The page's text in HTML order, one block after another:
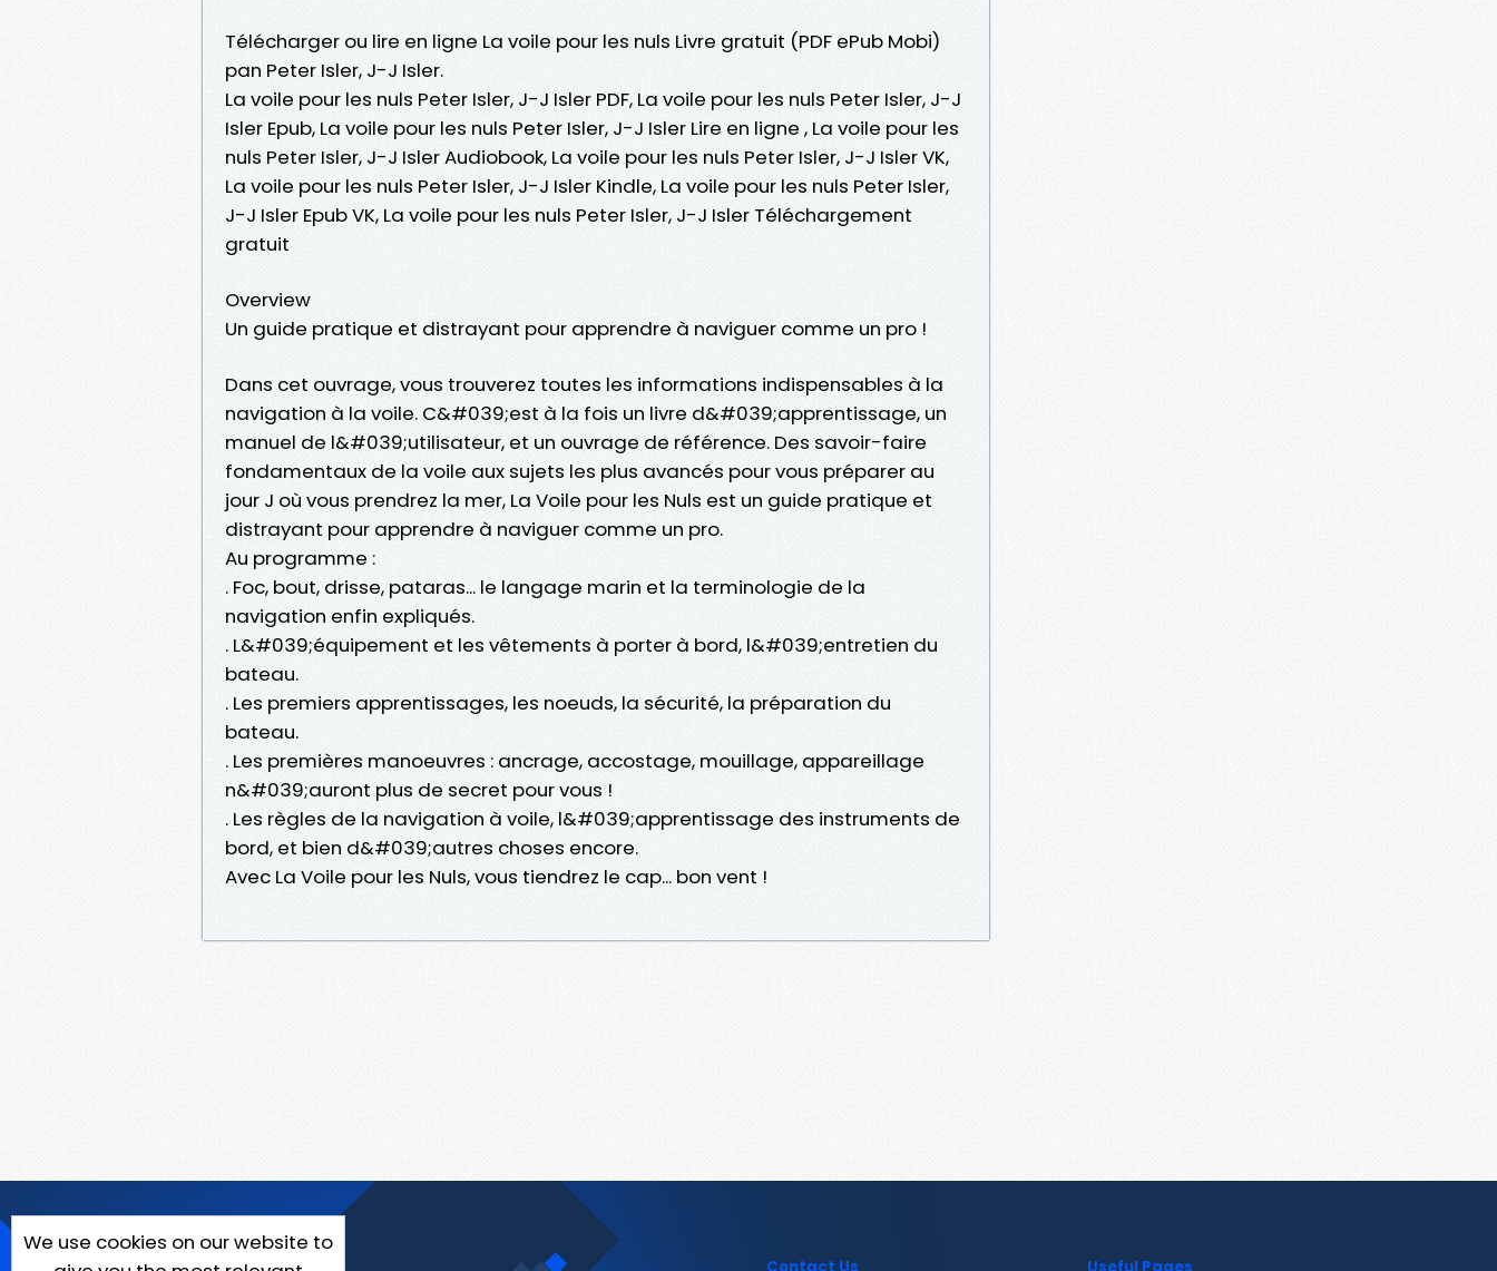
Télécharger ou lire en ligne La voile pour les nuls Livre gratuit (PDF ePub Mobi)
pan Peter Isler, J-J Isler.
La voile pour les nuls Peter Isler, J-J Isler PDF, La voile pour les nuls Peter Isler, J-J
Isler Epub, La voile pour les nuls Peter Isler, J-J Isler Lire en ligne , La voile pour les
nuls Peter Isler, J-J Isler Audiobook, La voile pour les nuls Peter Isler, J-J Isler VK,
La voile pour les nuls Peter Isler, J-J Isler Kindle, La voile pour les nuls Peter Isler,
J-J Isler Epub VK, La voile pour les nuls Peter Isler, J-J Isler Téléchargement
gratuit
Overview
Un guide pratique et distrayant pour apprendre à naviguer comme un pro !
Dans cet ouvrage, vous trouverez toutes les informations indispensables à la
navigation à la voile. C&#039;est à la fois un livre d&#039;apprentissage, un
manuel de l&#039;utilisateur, et un ouvrage de référence. Des savoir-faire
fondamentaux de la voile aux sujets les plus avancés pour vous préparer au
jour J où vous prendrez la mer, La Voile pour les Nuls est un guide pratique et
distrayant pour apprendre à naviguer comme un pro.
Au programme :
. Foc, bout, drisse, pataras... le langage marin et la terminologie de la
navigation enfin expliqués.
. L&#039;équipement et les vêtements à porter à bord, l&#039;entretien du
bateau.
. Les premiers apprentissages, les noeuds, la sécurité, la préparation du
bateau.
. Les premières manoeuvres : ancrage, accostage, mouillage, appareillage
n&#039;auront plus de secret pour vous !
. Les règles de la navigation à voile, l&#039;apprentissage des instruments de
bord, et bien d&#039;autres choses encore.
Avec La Voile pour les Nuls, vous tiendrez le cap... bon vent !
We use cookies on our website to